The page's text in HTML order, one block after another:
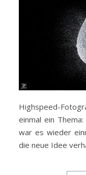
Highspeed-
einmal ein
war es wieder
die neue Idee